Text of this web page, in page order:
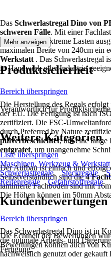
Das Schwerlastregal Dino von
schweren Fälle. Mit einer
Steckregal für extreme Lasten
maximalen Breite von 240cm ein
Werkstatt . Das Schwerlastregal
in Handwerk oder Industrie
Die Herstellung des Regals erfolgt
der EU. Die Fertigung ist nach
zertifiziert. Die FSC-
durch Preferred by Nature
pulverbeschichtet, um eine lange
entgratet, um unangenehme
Der Aufbau ist einfach und
Selbstverständlich sind die4
laminierte Fachböden sind mit
Die Höhen können im 50mm
Das Schwerlastregal Dino ist in
die optimale Arbeits- und
Fertigung.
Mehr anzeigen
Produktsicherheit
Bereich überspringen
Verantwortlich für
Weitere Kategorien
Liste überspringen
Maschinen, Werkzeug & Werkstatt
Schwerlastregale
Steckregale
Reifenregale
Gefahrstoffregale
Kundenbewertungen
Bereich überspringen
Die Echtheit der Bewertungen
Bewertungen können auch von
nachweislich genutzt oder gekauft